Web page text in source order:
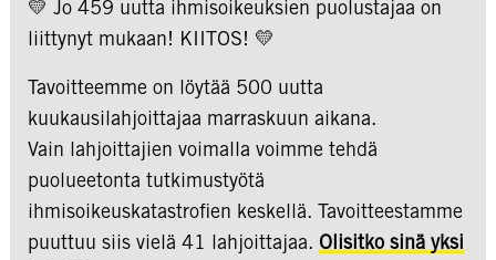
💛 Jo 459 uutta ihmisoikeuksien puolustajaa on
liittynyt mukaan! KIITOS! 💛
Tavoitteemme on löytää 500 uutta
kuukausilahjoittajaa marraskuun aikana.
Vain lahjoittajien voimalla voimme tehdä
puolueetonta tutkimustyötä
ihmisoikeuskatastrofien keskellä. Tavoitteestamme
puuttuu siis vielä 41 lahjoittajaa. Olisitko sinä yksi